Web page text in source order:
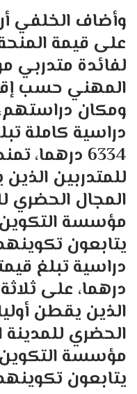
وأضاف الخلفي
على قيمة
لفائدة متدربي
المهني حسب
ومكان
دراسية كاملة
6334
للمتدربين
المجال الحضري
مؤسسة
يتابعون
درهما، على
الذين يقطن
الحضري
مؤسسة
يتابعون